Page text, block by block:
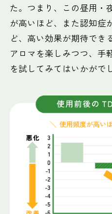
た。つまり、この昼用・
が高いほど、また認知症
ど、高い効果が期待でき
アロマを楽しみつつ、手
を試してみてはいかがで